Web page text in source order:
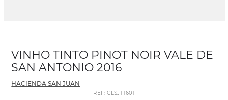
VINHO TINTO PINOT NOIR VALE DE
SAN ANTONIO 2016
HACIENDA SAN JUAN
REF:CLSJT1601